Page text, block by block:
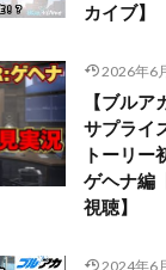
カイブ】
2026年6
【ブル
サプライ
トーリー
ゲヘナ編
視聴】
2024年6